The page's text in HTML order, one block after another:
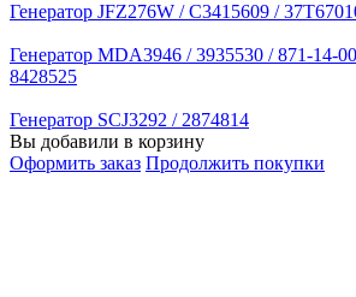
Генератор JFZ276W / C3415609 /
Генератор MDA3946 / 3935530 / 871-14-
8428525
Генератор SCJ3292 / 2874814
Вы добавили в корзину
Оформить заказ Продолжить покупки